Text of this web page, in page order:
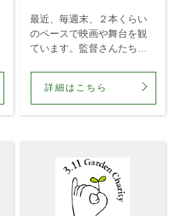
最近、毎週末、２本くらい
のペースで映画や舞台を観
ています。監督さんたちの
動は、職種が変わっても相
通じるものがあっておもし
詳細はこちら